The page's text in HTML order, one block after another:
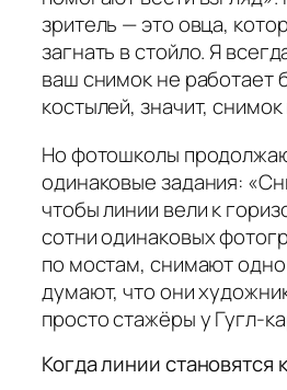
зритель — это овца,
загнать в стойло. Я
ваш снимок не работает
костылей, значит,
Но фотошколы
одинаковые задания:
чтобы линии вели к
сотни одинаковых
по мостам, снимают
думают, что они
просто стажёры у Гугл-
Когда линии становятся